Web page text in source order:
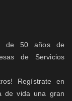
de 50 años de
de Servicios
Regístrate en
de vida una gran